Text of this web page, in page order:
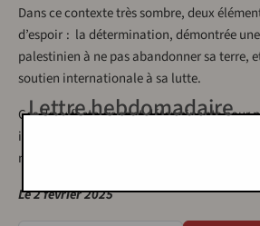
Dans ce contexte très sombre, deux
d’espoir : la détermination, démontrée
palestinien à ne pas abandonner sa terre,
soutien internationale à sa lutte.
Ces deux facteurs sont déterminants pour
indispensable, non seulement pour les
nous tou·tes.
Le 2 février 2025
Lettre hebdomadaire